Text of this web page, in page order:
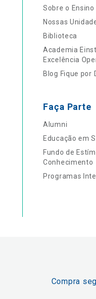
Sobre o Ensino
Nossas
Biblioteca
Academia
Excelência
Blog Fique por
Faça Parte
Alumni
Educação em
Fundo de
Conhecimento
Programas
Compra